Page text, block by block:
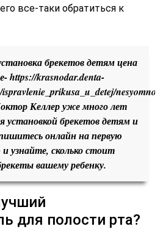
все-таки обратиться к
брекетов детям цена
https://krasnodar.denta-
Келлер уже много лет
установкой брекетов детям и
онлайн на первую
узнайте, сколько стоит
вашему ребенку.
для полости рта?